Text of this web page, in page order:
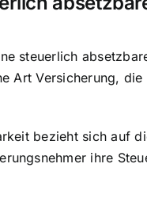
steuerlich
Art Versicherung,
bezieht sich auf
ihre